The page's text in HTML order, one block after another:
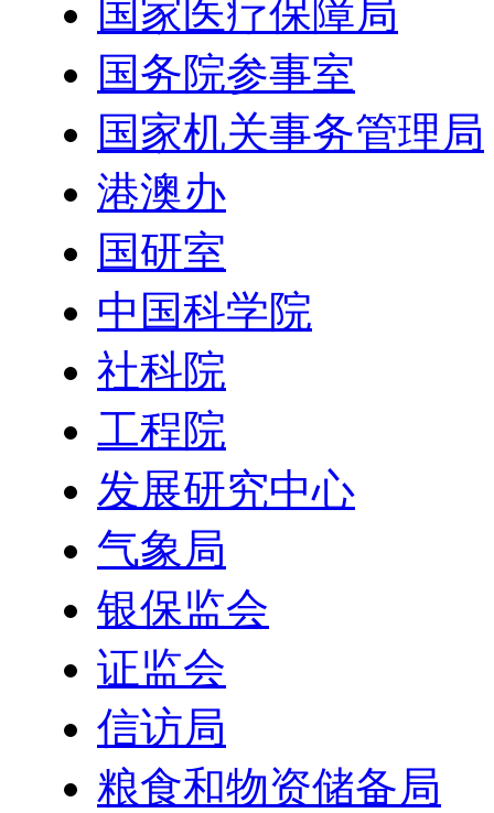
国家医疗保障局
国务院参事室
国家机关事务管理局
港澳办
国研室
中国科学院
社科院
工程院
发展研究中心
气象局
银保监会
证监会
信访局
粮食和物资储备局